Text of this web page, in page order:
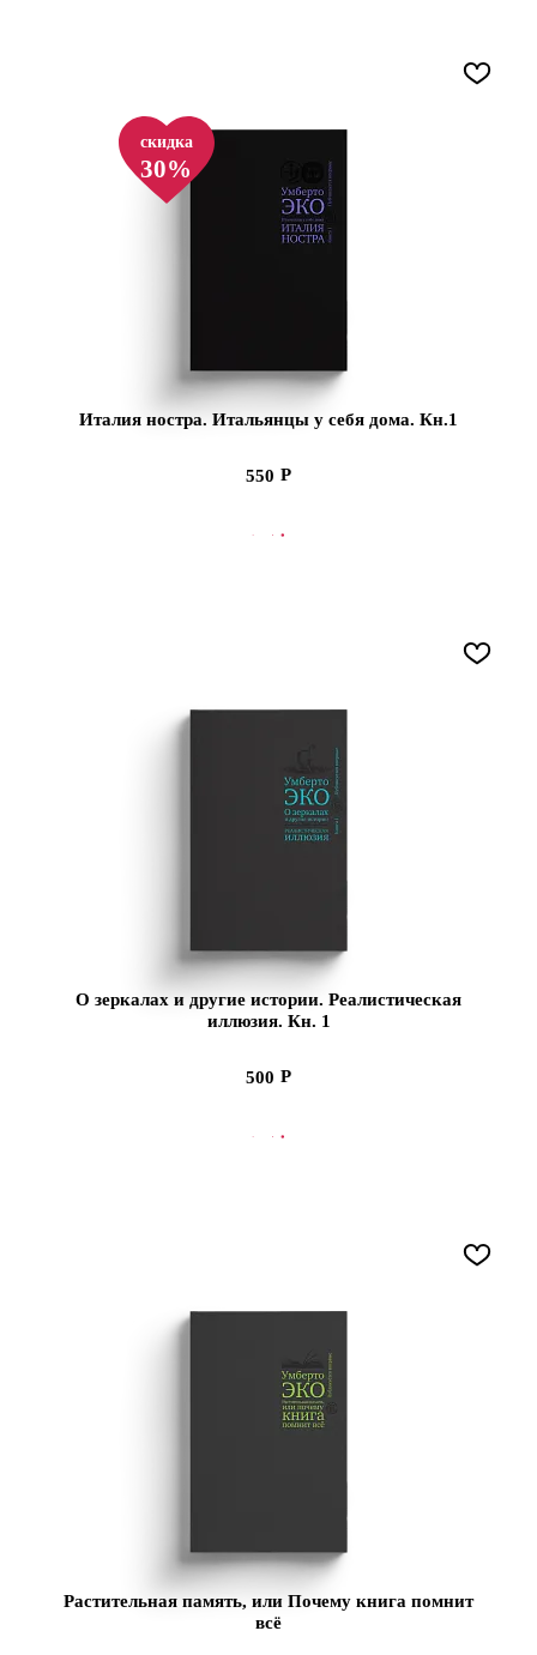
скидка
30%
Италия ностра. Итальянцы у себя дома. Кн.1
550
СООБЩИТЬ О ПОСТУПЛЕНИИ
О зеркалах и другие истории. Реалистическая
иллюзия. Кн. 1
500
СООБЩИТЬ О ПОСТУПЛЕНИИ
Растительная память, или Почему книга помнит
всё